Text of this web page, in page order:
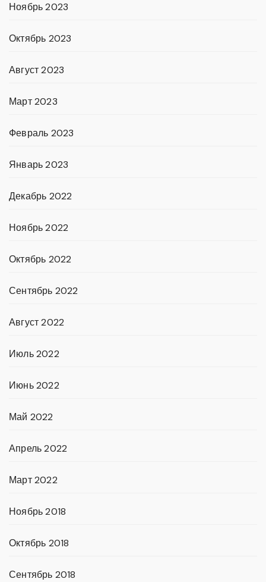
Ноябрь 2023
Октябрь 2023
Август 2023
Март 2023
Февраль 2023
Январь 2023
Декабрь 2022
Ноябрь 2022
Октябрь 2022
Сентябрь 2022
Август 2022
Июль 2022
Июнь 2022
Май 2022
Апрель 2022
Март 2022
Ноябрь 2018
Октябрь 2018
Сентябрь 2018